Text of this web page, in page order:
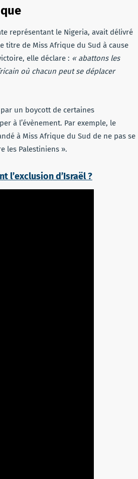
représentant le Nigeria, avait délivré
de Miss Afrique du Sud à cause
elle déclare : « abattons les
où chacun peut se déplacer
par un boycott de certaines
à l’évènement. Par exemple, le
à Miss Afrique du Sud de ne pas se
les Palestiniens ».
l’exclusion d’Israël ?